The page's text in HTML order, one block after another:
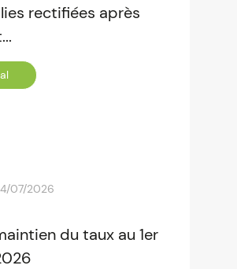
rectifiées après
07/2026
du taux au 1er